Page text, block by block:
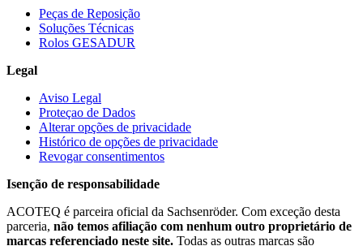
Peças de Reposição
Soluções Técnicas
Rolos GESADUR
Legal
Aviso Legal
Proteçao de Dados
Alterar opções de privacidade
Histórico de opções de privacidade
Revogar consentimentos
Isenção de responsabilidade
ACOTEQ é parceira oficial da Sachsenröder. Com exceção desta
parceria, não temos afiliação com nenhum outro proprietário de
marcas referenciado neste site. Todas as outras marcas são